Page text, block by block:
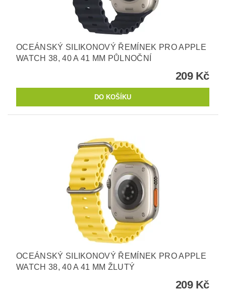
OCEÁNSKÝ SILIKONOVÝ ŘEMÍNEK PRO APPLE
WATCH 38, 40 A 41 MM PŮLNOČNÍ
209 Kč
OCEÁNSKÝ SILIKONOVÝ ŘEMÍNEK PRO APPLE
WATCH 38, 40 A 41 MM ŽLUTÝ
209 Kč